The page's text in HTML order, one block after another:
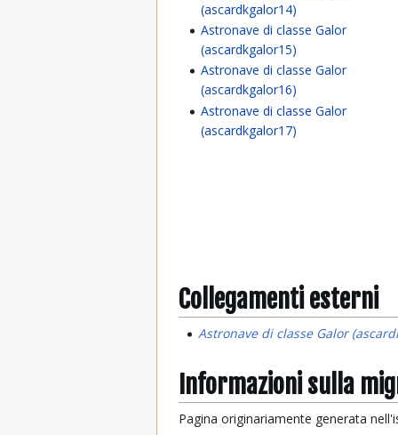
(ascardkgalor14)
Astronave di classe Galor
(ascardkgalor15)
Astronave di classe Galor
(ascardkgalor16)
Astronave di classe Galor
(ascardkgalor17)
Collegamenti esterni
Astronave di classe Galor
Informazioni sulla
Pagina originariamente generata